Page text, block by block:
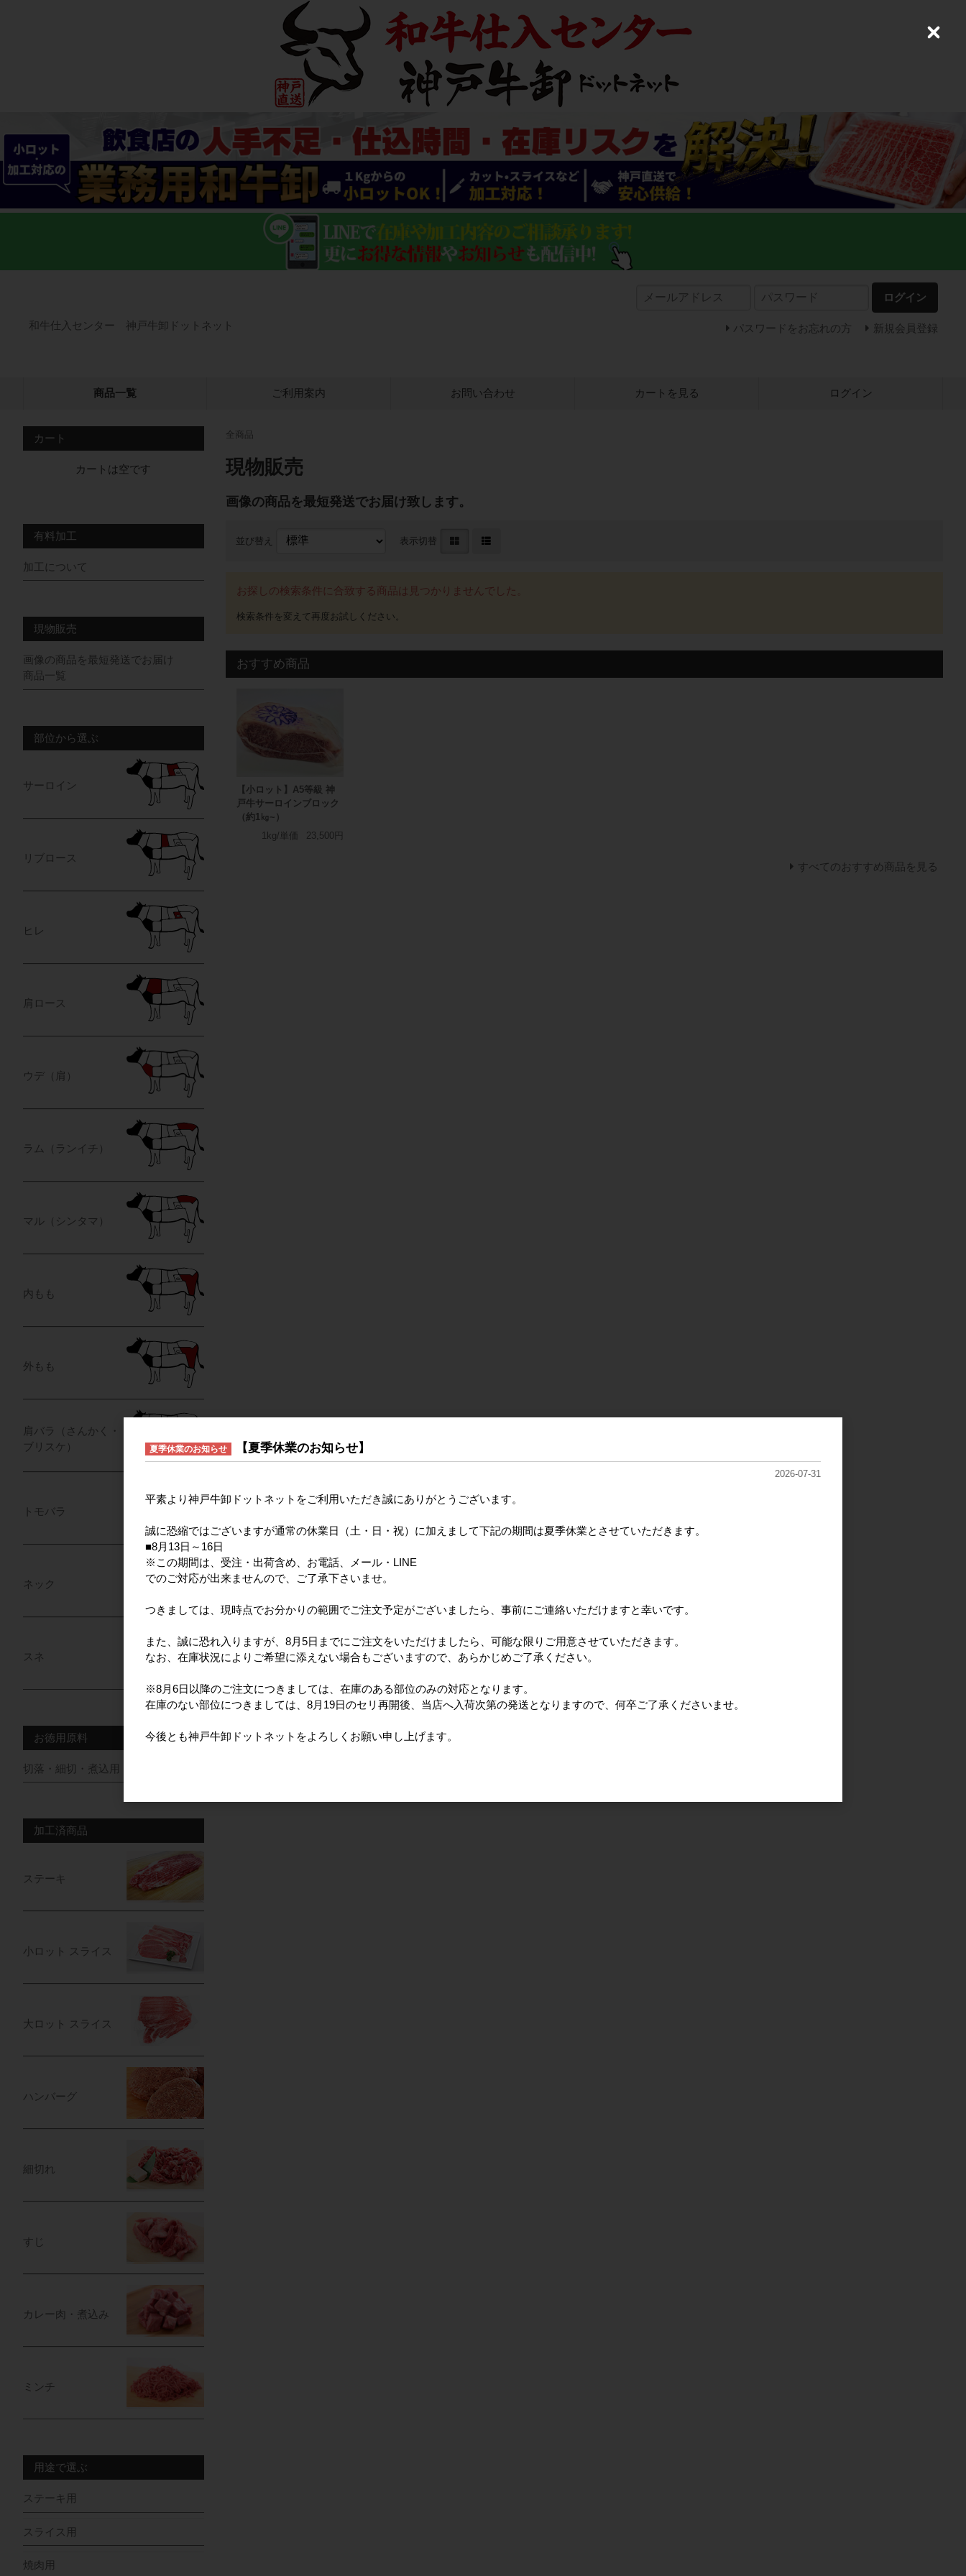
和牛仕入センター 神戸牛卸ドットネット
ログイン
パスワードをお忘れの方 新規会員登録
商品一覧 ご利用案内 お問い合わせ カートを見る ログイン
全商品
現物販売
画像の商品を最短発送でお届け致します。
並び替え 表示切替
お探しの検索条件に合致する商品は見つかりませんでした。
おすすめ商品
【小ロット】A5等級 神
戸牛サーロインブロック
（約1㎏~）
1kg/単価
23,500円
すべてのおすすめ商品を見る
カート
カートは空です
有料加工
加工について
現物販売
画像の商品を最短発送でお届け
商品一覧
部位から選ぶ
サーロイン
リブロース
ヒレ
肩ロース
ウデ（肩）
ラム（ランイチ）
マル（シンタマ）
内もも
外もも
肩バラ（さんかく・
ブリスケ）
トモバラ
ネック
スネ
お徳用原料
切落・細切・煮込用・牛脂
加工済商品
ステーキ
小ロット スライス
大ロット スライス
ハンバーグ
細切れ
すじ
カレー肉・煮込み
ミンチ
用途で選ぶ
ステーキ用
スライス用
焼肉用
夏季休業のお知らせ 【夏季休業のお知らせ】
2026-07-31
平素より神戸牛卸ドットネットをご利用いただき誠にありがとうございます。
誠に恐縮ではございますが通常の休業日（土・日・祝）に加えまして下記の期間は夏季休業とさせていただきます。
■8月13日～16日
※この期間は、受注・出荷含め、お電話、メール・LINE
でのご対応が出来ませんので、ご了承下さいませ。
つきましては、現時点でお分かりの範囲でご注文予定がございましたら、事前にご連絡いただけますと幸いです。
また、誠に恐れ入りますが、8月5日までにご注文をいただけましたら、可能な限りご用意させていただきます。
なお、在庫状況によりご希望に添えない場合もございますので、あらかじめご了承ください。
※8月6日以降のご注文につきましては、在庫のある部位のみの対応となります。
在庫のない部位につきましては、8月19日のセリ再開後、当店へ入荷次第の発送となりますので、何卒ご了承くださいませ。
今後とも神戸牛卸ドットネットをよろしくお願い申し上げます。
C